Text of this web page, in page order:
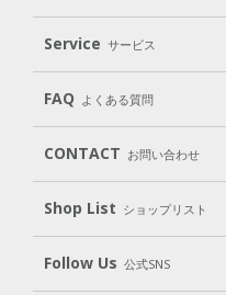
パッケージへのこ
Laundry
Cleaning
Body（ボディ） Hair（
Goods （グッズ）
Gift set
Service サービス
User Guide
FAQ よくある質問
CONTACT お問い合わせ
Shop List ショップリスト
Shop List
Follow Us 公式SNS